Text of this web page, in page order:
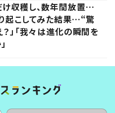
収穫し、数年間放置…
起こしてみた結果…“驚
」「我々は進化の瞬間を